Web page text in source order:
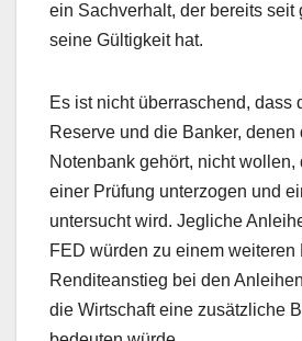
ein Sachverhalt, der bereits seit
seine Gültigkeit hat.
Es ist nicht überraschend, dass
Reserve und die Banker, denen
Notenbank gehört, nicht wollen,
einer Prüfung unterzogen und
untersucht wird. Jegliche
FED würden zu einem weiteren
Renditeanstieg bei den
die Wirtschaft eine zusätzliche